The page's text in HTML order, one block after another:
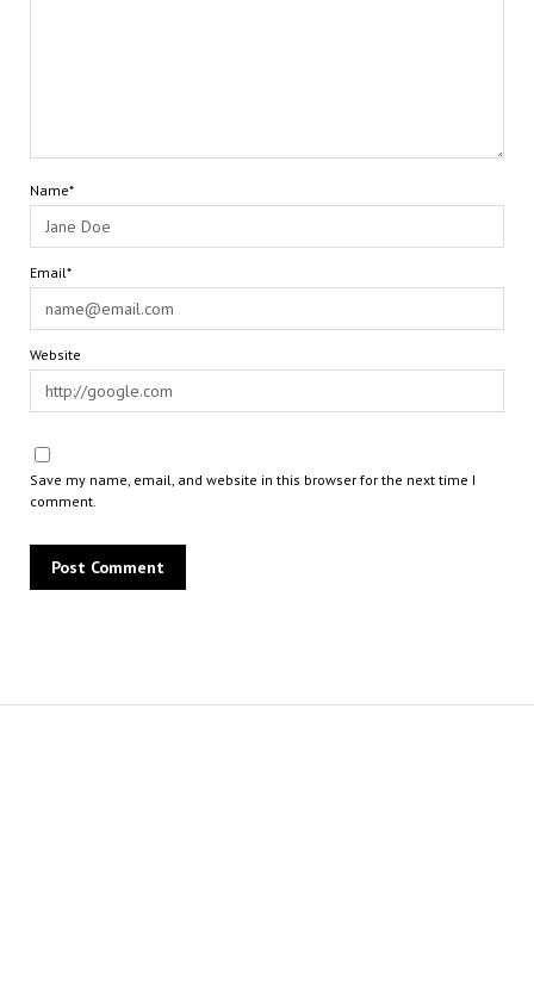
Name*
Email*
Website
Save my name, email, and website in this browser for the next time I
comment.